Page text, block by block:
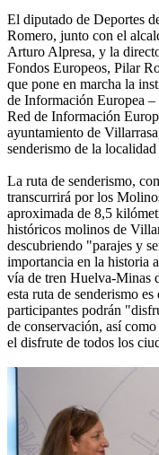
El diputado de Deportes
Romero, junto con el
Arturo Alpresa, y la
Fondos Europeos, Pilar
que pone en marcha la
de Información Europea
Red de Información
ayuntamiento de
senderismo de la
La ruta de senderismo,
transcurrirá por los
aproximada de 8,5
históricos molinos de
descubriendo "parajes y
importancia en la historia
vía de tren Huelva-Minas
esta ruta de senderismo
participantes podrán
de conservación, así
el disfrute de todos los